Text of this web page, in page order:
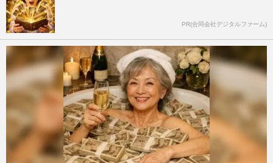
PR(合同会社デジタルファーム)